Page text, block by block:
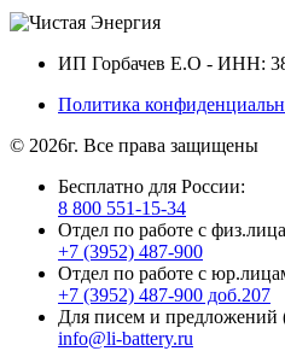
ИП Горбачев Е.О - ИНН:
Политика
© 2026г. Все права защищены
Бесплатно для России:
8 800 551-15-34
Отдел по работе с
+7 (3952) 487-900
Отдел по работе с
+7 (3952) 487-900 доб.207
Для писем и предложений
info@li-battery.ru